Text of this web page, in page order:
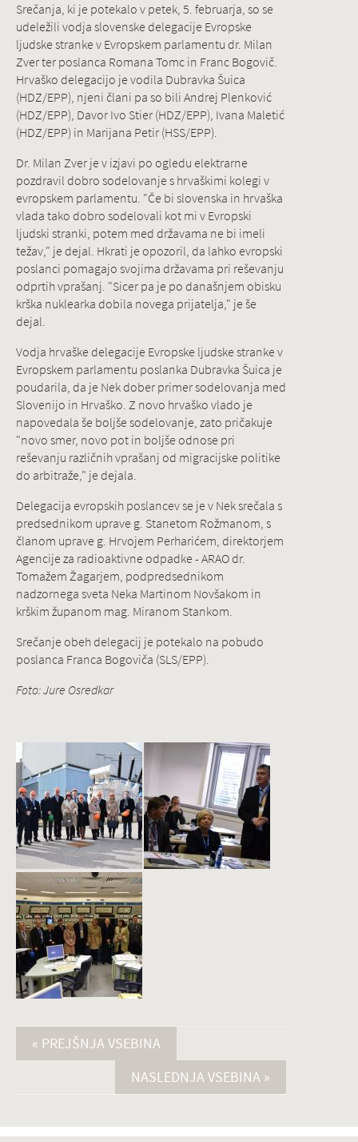
Srečanja, ki je potekalo v petek, 5. februarja, so se
udeležili vodja slovenske delegacije Evropske
ljudske stranke v Evropskem parlamentu dr. Milan
Zver ter poslanca Romana Tomc in Franc Bogovič.
Hrvaško delegacijo je vodila Dubravka Šuica
(HDZ/EPP), njeni člani pa so bili Andrej Plenković
(HDZ/EPP), Davor Ivo Stier (HDZ/EPP), Ivana Maletić
(HDZ/EPP) in Marijana Petir (HSS/EPP).
Dr. Milan Zver je v izjavi po ogledu elektrarne
pozdravil dobro sodelovanje s hrvaškimi kolegi v
evropskem parlamentu. "Če bi slovenska in hrvaška
vlada tako dobro sodelovali kot mi v Evropski
ljudski stranki, potem med državama ne bi imeli
težav," je dejal. Hkrati je opozoril, da lahko evropski
poslanci pomagajo svojima državama pri reševanju
odprtih vprašanj. "Sicer pa je po današnjem obisku
krška nuklearka dobila novega prijatelja," je še
dejal.
Vodja hrvaške delegacije Evropske ljudske stranke v
Evropskem parlamentu poslanka Dubravka Šuica je
poudarila, da je Nek dober primer sodelovanja med
Slovenijo in Hrvaško. Z novo hrvaško vlado je
napovedala še boljše sodelovanje, zato pričakuje
"novo smer, novo pot in boljše odnose pri
reševanju različnih vprašanj od migracijske politike
do arbitraže," je dejala.
Delegacija evropskih poslancev se je v Nek srečala s
predsednikom uprave g. Stanetom Rožmanom, s
članom uprave g. Hrvojem Perharićem, direktorjem
Agencije za radioaktivne odpadke - ARAO dr.
Tomažem Žagarjem, podpredsednikom
nadzornega sveta Neka Martinom Novšakom in
krškim županom mag. Miranom Stankom.
Srečanje obeh delegacij je potekalo na pobudo
poslanca Franca Bogoviča (SLS/EPP).
Foto: Jure Osredkar
« PREJŠNJA VSEBINA
NASLEDNJA VSEBINA »